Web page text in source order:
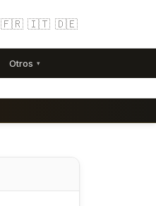
🇫🇷 🇮🇹 🇩🇪
Otros ▾